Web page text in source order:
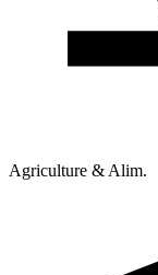
Agriculture & Alim.